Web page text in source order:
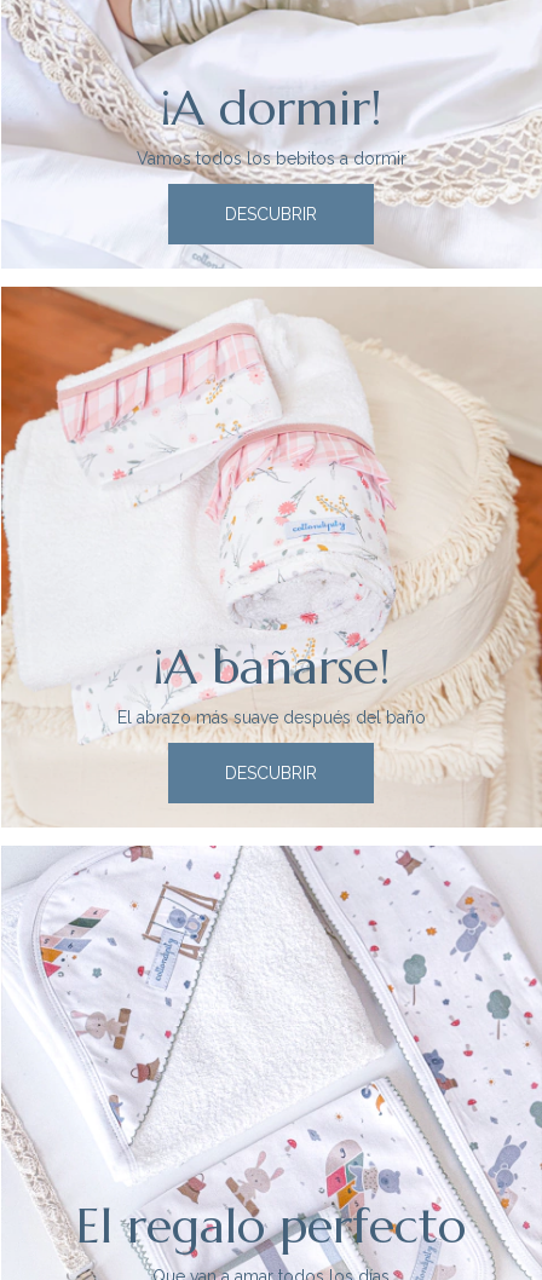
¡A dormir!
Vamos todos los bebitos a dormir
DESCUBRIR
¡A bañarse!
El abrazo más suave después del baño
DESCUBRIR
El regalo perfecto